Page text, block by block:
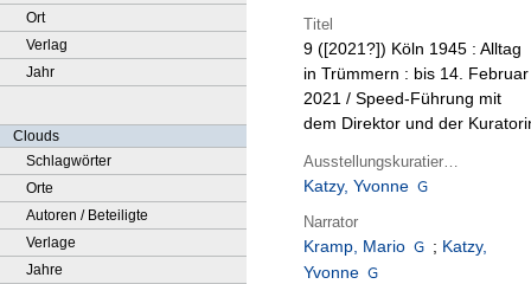
Ort
Verlag
Jahr
Clouds
Schlagwörter
Orte
Autoren / Beteiligte
Verlage
Jahre
Titel
9 ([2021?]) Köln 1945 : Alltag
in Trümmern : bis 14. Februar
2021 / Speed-Führung mit
dem Direktor und der
Katzy, Yvonne
Narrator
Kramp, Mario ; Katzy,
Yvonne